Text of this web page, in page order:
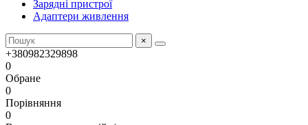
Зарядні пристрої
Адаптери живлення
×
+380982329898
0
Обране
0
Порівняння
0